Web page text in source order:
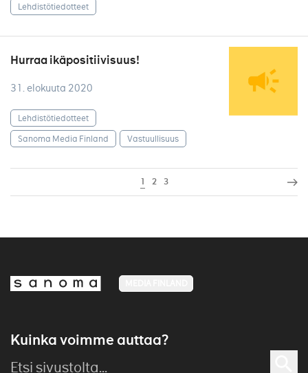
Lehdistötiedotteet
Hurraa ikäpositiivisuus!
31. elokuuta 2020
Lehdistötiedotteet
Sanoma Media Finland
Vastuullisuus
1 2 3
Kuinka voimme auttaa?